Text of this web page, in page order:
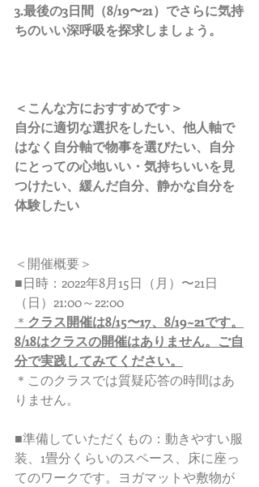
3.最後の3日間（8/19〜21）でさらに気持
ちのいい深呼吸を探求しましょう。
＜こんな方におすすめです＞
自分に適切な選択をしたい、他人軸で
はなく自分軸で物事を選びたい、自分
にとっての心地いい・気持ちいいを見
つけたい、緩んだ自分、静かな自分を
体験したい
＜開催概要＞
■日時：2022年8月15日（月）〜21日
（日）21:00～22:00
＊ クラス開催は8/15〜17、8/19~21です。
8/18はクラスの開催はありません。ご自
分で実践してみてください。
＊このクラスでは質疑応答の時間はあ
りません。
■準備していただくもの：動きやすい服
装、1畳分くらいのスペース、床に座っ
てのワークです。ヨガマットや敷物が